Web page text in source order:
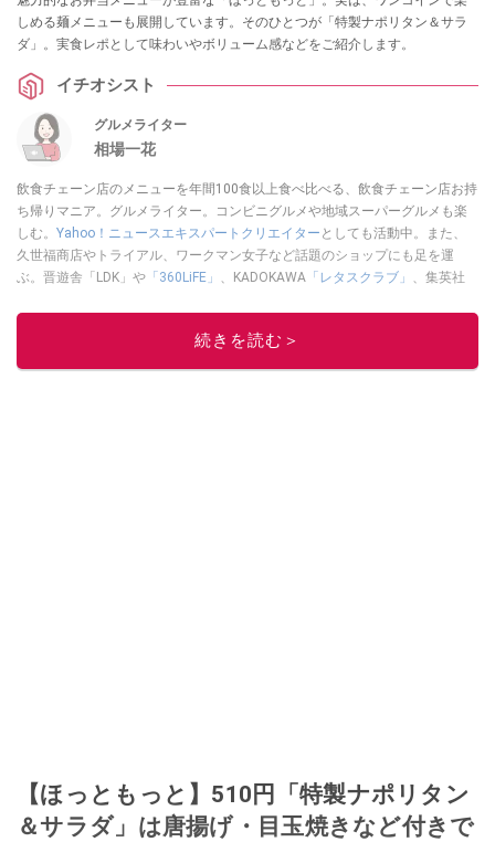
しめる麺メニューも展開しています。そのひとつが「特製ナポリタン＆サラ
ダ」。実食レポとして味わいやボリューム感などをご紹介します。
イチオシスト
グルメライター
相場一花
飲食チェーン店のメニューを年間100食以上食べ比べる、飲食チェーン店お持
ち帰りマニア。グルメライター。コンビニグルメや地域スーパーグルメも楽
しむ。 Yahoo！ニュースエキスパートクリエイター としても活動中。また、
久世福商店やトライアル、ワークマン女子など話題のショップにも足を運
ぶ。晋遊舎「LDK」や 「360LiFE」 、KADOKAWA 「レタスクラブ」
、集英社
ルメライター、食の専門家として出演実績あり。
続きを読む＞
【ほっともっと】510円「特製ナポリタン
＆サラダ」は唐揚げ・目玉焼きなど付きで